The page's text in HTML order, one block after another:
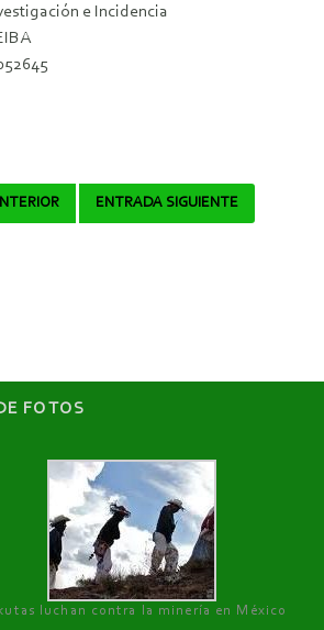
e Incidencia
ENTRADA SIGUIENTE
FOTOS
luchan contra la minería en México